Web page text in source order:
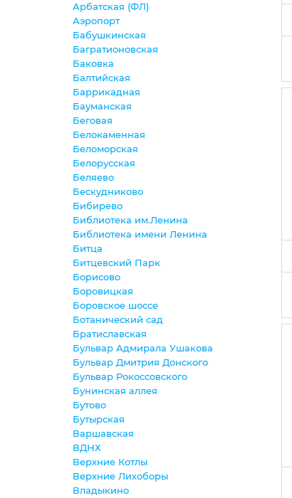
Арбатская (ФЛ)
Аэропорт
Бабушкинская
Багратионовская
Баковка
Балтийская
Баррикадная
Бауманская
Беговая
Белокаменная
Беломорская
Белорусская
Беляево
Бескудниково
Бибирево
Библиотека им.Ленина
Библиотека имени Ленина
Битца
Битцевский Парк
Борисово
Боровицкая
Боровское шоссе
Ботанический сад
Братиславская
Бульвар Адмирала Ушакова
Бульвар Дмитрия Донского
Бульвар Рокоссовского
Бунинская аллея
Бутово
Бутырская
Варшавская
ВДНХ
Верхние Котлы
Верхние Лихоборы
Владыкино